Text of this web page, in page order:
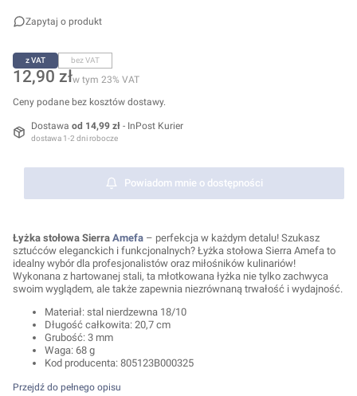
Zapytaj o produkt
z VAT bez VAT
Cena
12,90 złw tym 23% VAT
w tym 23% VAT
Ceny podane bez kosztów dostawy.
Dostawa od 14,99 zł - InPost Kurier
dostawa 1-2 dni robocze
Powiadom mnie o dostępności
Łyżka stołowa Sierra Amefa – perfekcja w każdym detalu! Szukasz
sztućców eleganckich i funkcjonalnych? Łyżka stołowa Sierra Amefa to
idealny wybór dla profesjonalistów oraz miłośników kulinariów!
Wykonana z hartowanej stali, ta młotkowana łyżka nie tylko zachwyca
swoim wyglądem, ale także zapewnia niezrównaną trwałość i wydajność.
Materiał: stal nierdzewna 18/10
Długość całkowita: 20,7 cm
Grubość: 3 mm
Waga: 68 g
Kod producenta: 805123B000325
Przejdź do pełnego opisu